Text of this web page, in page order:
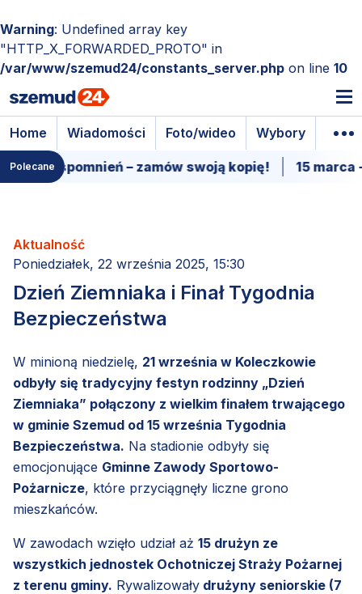
Warning: Undefined array key
"HTTP_X_FORWARDED_PROTO" in
/var/www/szemud24/constants_server.php on line 10
Home Wiadomości Foto/wideo Wybory
Polecane – zamów swoją kopię! 15 marca -
Aktualność
Poniedziałek, 22 września 2025, 15:30
Dzień Ziemniaka i Finał Tygodnia
Bezpieczeństwa
W minioną niedzielę, 21 września w Koleczkowie
odbyły się tradycyjny festyn rodzinny „Dzień
Ziemniaka” połączony z wielkim finałem trwającego
w gminie Szemud od 15 września Tygodnia
Bezpieczeństwa. Na stadionie odbyły się
emocjonujące Gminne Zawody Sportowo-
Pożarnicze, które przyciągnęły liczne grono
mieszkańców.
W zawodach wzięło udział aż 15 drużyn ze
wszystkich jednostek Ochotniczej Straży Pożarnej
z terenu gminy. Rywalizowały drużyny seniorskie (7